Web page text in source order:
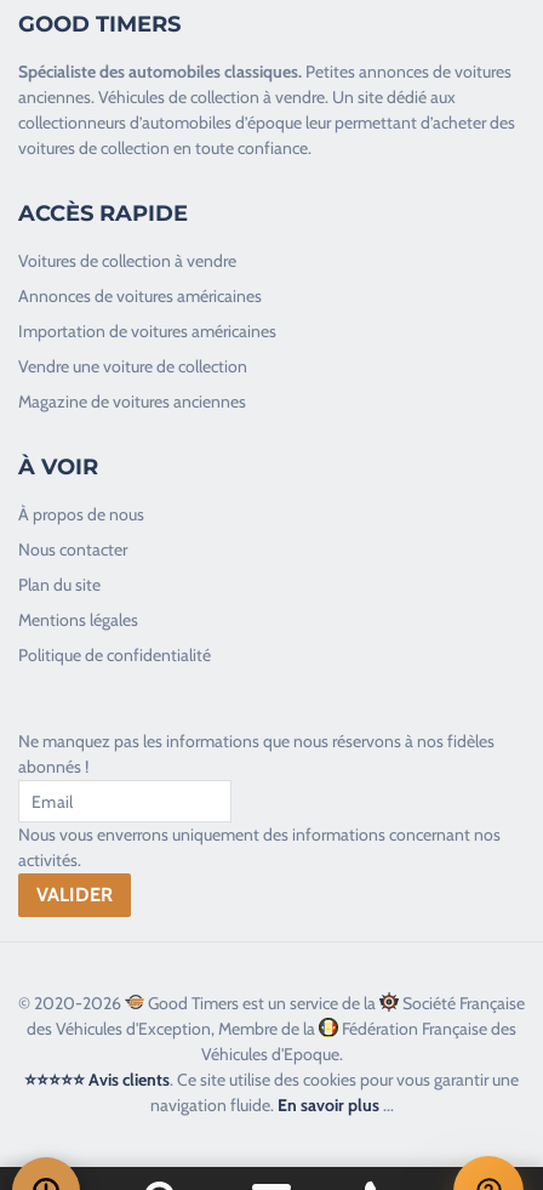
GOOD TIMERS
Spécialiste desautomobiles classiques. Petites annonces devoitures
anciennes.Véhicules de collection à vendre. Un site dédié aux
collectionneurs d’automobiles d’époque leur permettant d’acheter des
voitures de collection en toute confiance.
ACCÈS RAPIDE
Voitures de collection à vendre
Annonces de voitures américaines
Importation de voitures américaines
Vendre une voiture de collection
Magazine de voitures anciennes
À VOIR
À propos de nous
Nous contacter
Plan du site
Mentions légales
Politique de confidentialité
Ne manquez pas les informations que nous réservons à nos fidèles
abonnés !
Nous vous enverrons uniquement des informations concernant nos
activités.
© 2020-2026 Good Timers est un service de la
Société Française
des Véhicules d'Exception, Membre de la
Fédération Française des
Véhicules d'Epoque.
⭐⭐⭐⭐⭐ Avis clients. Ce site utilise des cookies pour vous garantir une
navigation fluide. En savoir plus...
Toujours heureux d'aider les passionnés